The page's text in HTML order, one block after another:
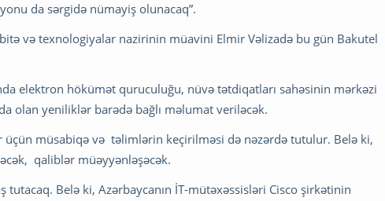
da sərgidə nümayiş olunacaq”.
və texnologiyalar nazirinin müavini Elmir Vəlizadə bu gün Bakutel
elektron hökümət quruculuğu, nüvə tətdiqatları sahəsinin mərkəzi
olan yeniliklər barədə bağlı məlumat veriləcək.
üçün müsabiqə və təlimlərin keçirilməsi də nəzərdə tutulur. Belə ki,
qaliblər müəyyənləşəcək.
tutacaq. Belə ki, Azərbaycanın İT-mütəxəssisləri Cisco şirkətinin